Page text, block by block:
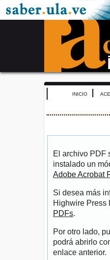
INICIO
El archivo PDF
instalado un
Adobe Acrobat
Si desea más
Highwire Press
PDFs.
Por otro lado,
podrá abrirlo
enlace anterior.